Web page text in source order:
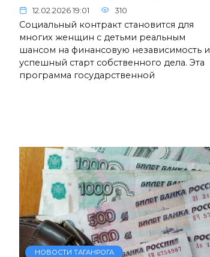
12.02.2026 19:01 310
Социальный контракт становится для
многих женщин с детьми реальным
шансом на финансовую независимость и
успешный старт собственного дела. Эта
программа государственной
НОВОСТИ ТАГАНРОГА